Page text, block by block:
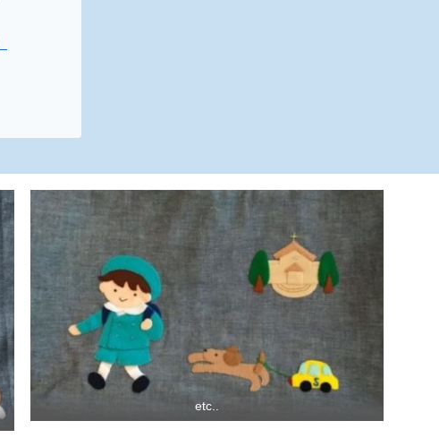
etc..